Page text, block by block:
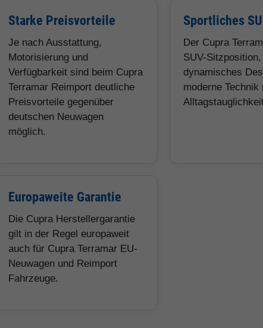
Starke Preisvorteile
Je nach Ausstattung,
Motorisierung und
Verfügbarkeit sind beim Cupra
Terramar Reimport deutliche
Preisvorteile gegenüber
deutschen Neuwagen
möglich.
Sportliches
Der Cupra
SUV-Sitzposition,
dynamisches
moderne Technik
Europaweite Garantie
Die Cupra Herstellergarantie
gilt in der Regel europaweit
auch für Cupra Terramar EU-
Neuwagen und Reimport
Fahrzeuge.